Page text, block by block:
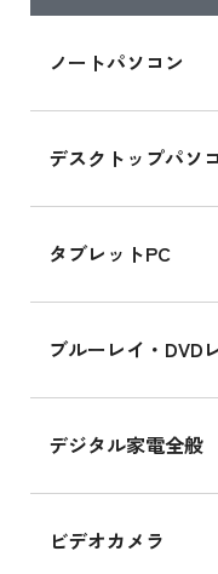
ノートパソコン
デスクトップパソ
タブレットPC
ブルーレイ・DVD
デジタル家電全般
ビデオカメラ
ら
iPad mini
iPad mini
iPhone 16
iPhone 16
iPad Air 11
iPad Air 11